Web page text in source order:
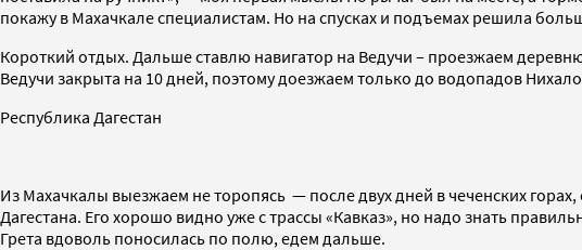
покажу в Махачкале специалистам. Но на спусках и подъемах решила
Короткий отдых. Дальше ставлю навигатор на Ведучи – проезжаем
Ведучи закрыта на 10 дней, поэтому доезжаем только до водопадов
Республика Дагестан
Из Махачкалы выезжаем не торопясь — после двух дней в чеченских
Дагестана. Его хорошо видно уже с трассы «Кавказ», но надо знать
Грета вдоволь поносилась по полю, едем дальше.